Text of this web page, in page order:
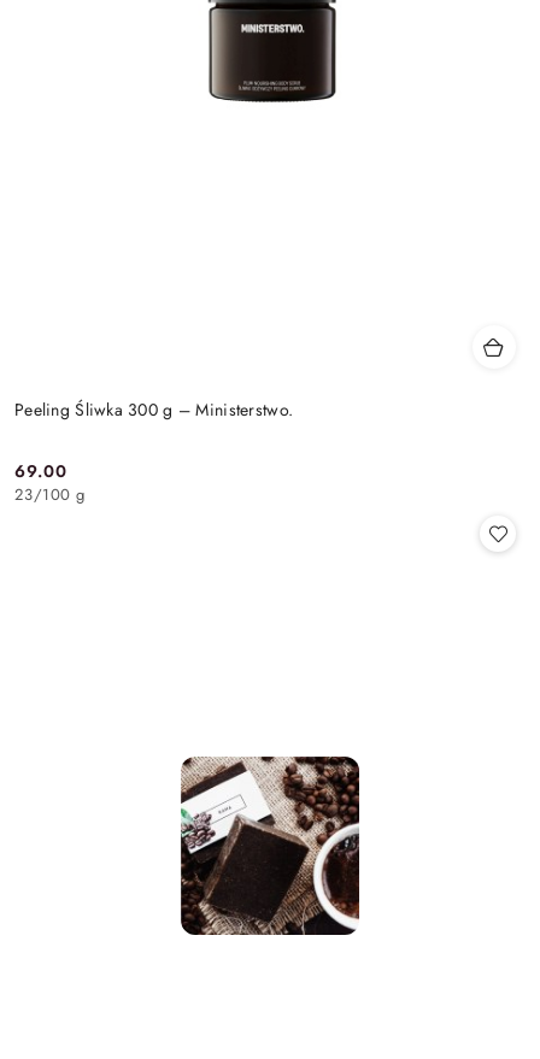
Peeling Śliwka 300 g – Ministerstwo.
Cena:
69.00
23/100 g